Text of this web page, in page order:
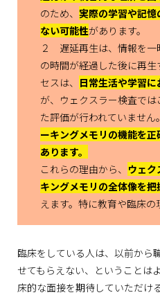
のため、実際の学習や記
ない可能性があります。
２ 遅延再生は、情報を一
の時間が経過した後に再
セスは、 日常生活や学習
が、ウェクスラー検査で
た評価が行われていません
ーキングメモリの機能を
あります。
これらの理由から、 ウェ
キングメモリの全体像を
えます。特に教育や臨床の
臨床をしている人は、以前から
せてもらえない、ということは
床的な面接を期待していただけ